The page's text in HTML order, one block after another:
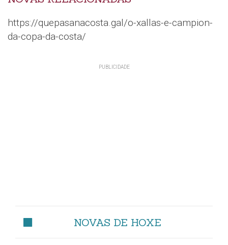
https://quepasanacosta.gal/o-xallas-e-campion-
da-copa-da-costa/
NOVAS DE HOXE